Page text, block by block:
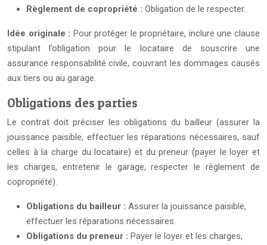
Règlement de copropriété : Obligation de le respecter.
Idée originale : Pour protéger le propriétaire, inclure une clause
stipulant l’obligation pour le locataire de souscrire une
assurance responsabilité civile, couvrant les dommages causés
aux tiers ou au garage.
Obligations des parties
Le contrat doit préciser les obligations du bailleur (assurer la
jouissance paisible, effectuer les réparations nécessaires, sauf
celles à la charge du locataire) et du preneur (payer le loyer et
les charges, entretenir le garage, respecter le règlement de
copropriété).
Obligations du bailleur : Assurer la jouissance paisible,
effectuer les réparations nécessaires.
Obligations du preneur : Payer le loyer et les charges,